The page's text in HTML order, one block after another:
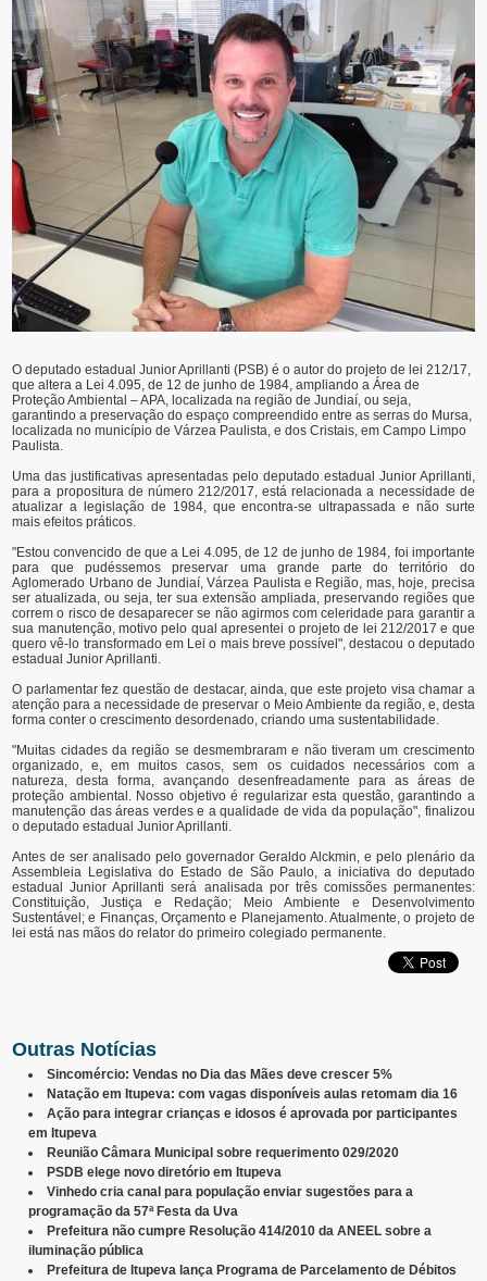
O deputado estadual Junior Aprillanti (PSB) é o autor do projeto de lei 212/17,
que altera a Lei 4.095, de 12 de junho de 1984, ampliando a Área de
Proteção Ambiental – APA, localizada na região de Jundiaí, ou seja,
garantindo a preservação do espaço compreendido entre as serras do Mursa,
localizada no município de Várzea Paulista, e dos Cristais, em Campo Limpo
Paulista.
Uma das justificativas apresentadas pelo deputado estadual Junior Aprillanti,
para a propositura de número 212/2017, está relacionada a necessidade de
atualizar a legislação de 1984, que encontra-se ultrapassada e não surte
mais efeitos práticos.
"Estou convencido de que a Lei 4.095, de 12 de junho de 1984, foi importante
para que pudéssemos preservar uma grande parte do território do
Aglomerado Urbano de Jundiaí, Várzea Paulista e Região, mas, hoje, precisa
ser atualizada, ou seja, ter sua extensão ampliada, preservando regiões que
correm o risco de desaparecer se não agirmos com celeridade para garantir a
sua manutenção, motivo pelo qual apresentei o projeto de lei 212/2017 e que
quero vê-lo transformado em Lei o mais breve possível", destacou o deputado
estadual Junior Aprillanti.
O parlamentar fez questão de destacar, ainda, que este projeto visa chamar a
atenção para a necessidade de preservar o Meio Ambiente da região, e, desta
forma conter o crescimento desordenado, criando uma sustentabilidade.
"Muitas cidades da região se desmembraram e não tiveram um crescimento
organizado, e, em muitos casos, sem os cuidados necessários com a
natureza, desta forma, avançando desenfreadamente para as áreas de
proteção ambiental. Nosso objetivo é regularizar esta questão, garantindo a
manutenção das áreas verdes e a qualidade de vida da população", finalizou
o deputado estadual Junior Aprillanti.
Antes de ser analisado pelo governador Geraldo Alckmin, e pelo plenário da
Assembleia Legislativa do Estado de São Paulo, a iniciativa do deputado
estadual Junior Aprillanti será analisada por três comissões permanentes:
Constituição, Justiça e Redação; Meio Ambiente e Desenvolvimento
Sustentável; e Finanças, Orçamento e Planejamento. Atualmente, o projeto de
lei está nas mãos do relator do primeiro colegiado permanente.
Outras Notícias
Sincomércio: Vendas no Dia das Mães deve crescer 5%
Natação em Itupeva: com vagas disponíveis aulas retomam dia 16
Ação para integrar crianças e idosos é aprovada por participantes
em Itupeva
Reunião Câmara Municipal sobre requerimento 029/2020
PSDB elege novo diretório em Itupeva
Vinhedo cria canal para população enviar sugestões para a
programação da 57ª Festa da Uva
Prefeitura não cumpre Resolução 414/2010 da ANEEL sobre a
iluminação pública
Prefeitura de Itupeva lança Programa de Parcelamento de Débitos